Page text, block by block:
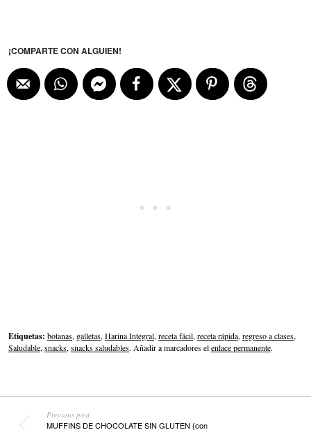
¡COMPARTE CON ALGUIEN!
Etiquetas: botanas, galletas, Harina Integral, receta fácil, receta rápida, regreso a clases,
Saludable, snacks, snacks saludables. Añadir a marcadores elenlace permanente.
Previous post
MUFFINS DE CHOCOLATE SIN GLUTEN {con